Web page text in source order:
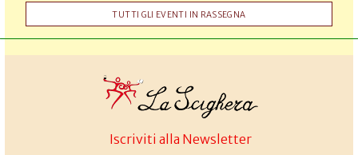
TUTTI GLI EVENTI IN RASSEGNA
Iscriviti alla Newsletter